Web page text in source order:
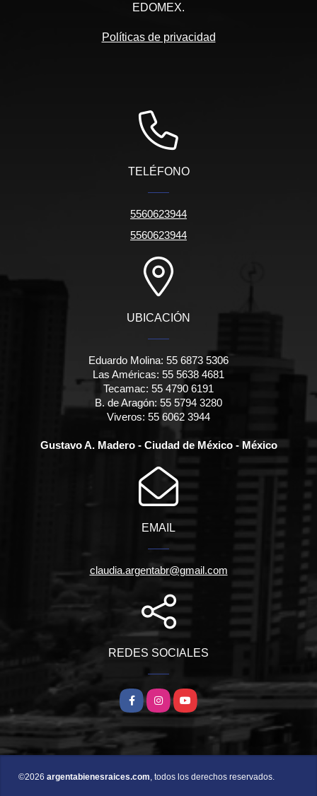
EDOMEX.
Políticas de privacidad
TELÉFONO
5560623944
5560623944
UBICACIÓN
Eduardo Molina: 55 6873 5306
Las Américas: 55 5638 4681
Tecamac: 55 4790 6191
B. de Aragón: 55 5794 3280
Viveros: 55 6062 3944
Gustavo A. Madero - Ciudad de México - México
EMAIL
claudia.argentabr@gmail.com
REDES SOCIALES
FacebookInstagramYouTube
©2026 argentabienesraices.com , todos los derechos reservados.